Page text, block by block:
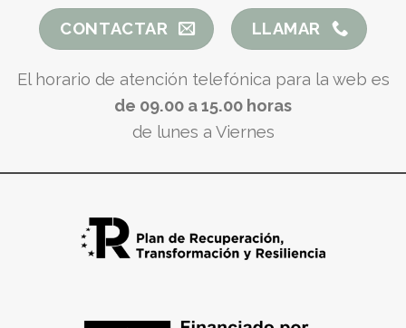
CONTACTAR LLAMAR
El horario de atención telefónica para la web es
de 09.00 a 15.00 horas
de lunes a Viernes